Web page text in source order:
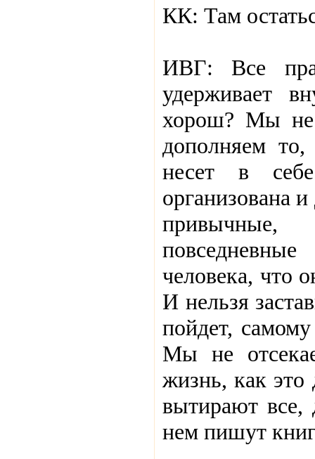
КК: Там
ИВГ: Все
удерживает
хорош? Мы
дополняем
несет в
организована
привычные,
человека, что
И нельзя
пойдет,
Мы не
жизнь, как это
вытирают все,
нем пишут